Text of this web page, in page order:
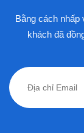
Bằng cách
khách đã